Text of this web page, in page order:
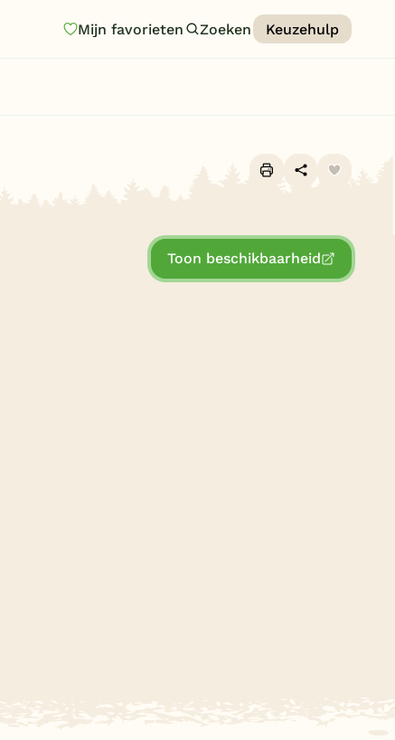
Mijn favorieten Zoeken Keuzehulp
Toon beschikbaarheid